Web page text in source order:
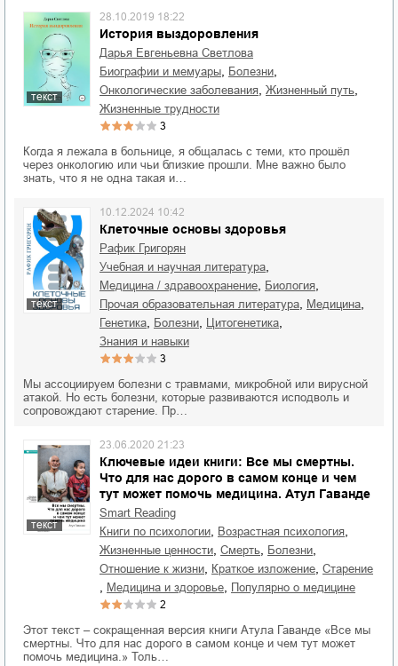
текст
История выздоровления
28.10.2019 18:22
Дарья Евгеньевна Светлова
биографии и мемуары
болезни
онкологические заболевания жизненный путь
жизненные трудности
3
Когда я лежала в больнице, я общалась с теми, кто прошёл
через онкологию или чьи близкие прошли. Мне важно было
знать, что я не одна такая и…
текст
Клеточные основы здоровья
10.12.2024 10:42
Рафик Григорян
учебная и научная литература
медицина / здравоохранение биология
прочая образовательная литература медицина
генетика болезни цитогенетика
знания и навыки
3
Мы ассоциируем болезни с травмами, микробной или вирусной
атакой. Но есть болезни, которые развиваются исподволь и
сопровождают старение. Пр…
текст
Ключевые идеи книги: Все мы смертны.
Что для нас дорого в самом конце и чем
тут может помочь медицина. Атул Гаванде
23.06.2020 21:23
Smart Reading
книги по психологии
возрастная психология
жизненные ценности смерть болезни
отношение к жизни краткое изложение старение
медицина и здоровье популярно о медицине
2
Этот текст – сокращенная версия книги Атула Гаванде «Все мы
смертны. Что для нас дорого в самом конце и чем тут может
помочь медицина.» Толь…